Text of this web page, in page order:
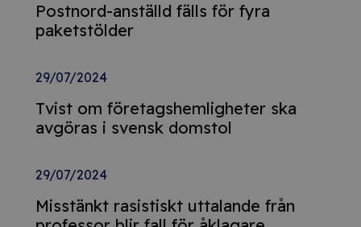
Postnord-anställd fälls för fyra
paketstölder
29/07/2024
Tvist om företagshemligheter ska
avgöras i svensk domstol
29/07/2024
Misstänkt rasistiskt uttalande från